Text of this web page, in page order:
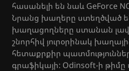
հասանելի են նաև GeForce
Նրանց խաղերը ստեղծված
խաղացողները ստանան
շնորհիվ յուրօրինակ
հետաքրքիր
գրաֆիկայի: Odinsoft-ի թիմը